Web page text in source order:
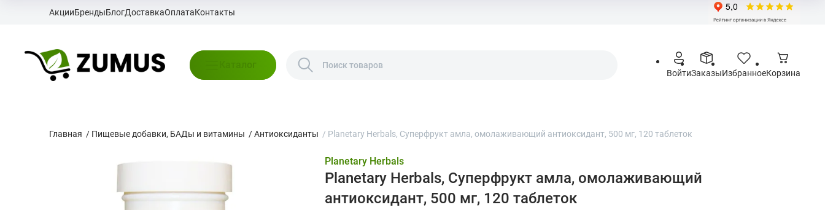
АкцииБрендыБлогДоставкаОплатаКонтакты
Каталог
ВойтиЗаказыИзбранноеКорзина
Главная / Пищевые добавки, БАДы и витамины /Антиоксиданты / Planetary Herbals, Суперфрукт амла, омолаживающий антиоксидант, 500 мг, 120 таблеток
Planetary Herbals
Planetary Herbals, Суперфрукт амла, омолаживающий
антиоксидант, 500 мг, 120 таблеток